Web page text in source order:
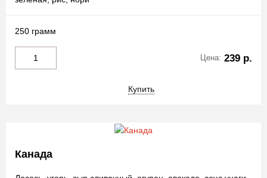
250 грамм
Цена: 239 р.
Купить
Канада